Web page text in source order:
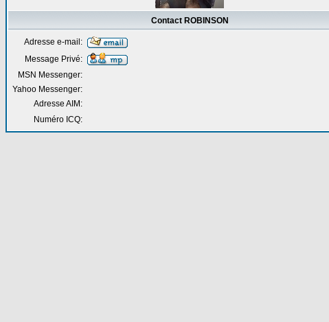
Contact ROBINSON
Adresse e-mail:
Message Privé:
MSN Messenger:
Yahoo Messenger:
Adresse AIM:
Numéro ICQ: